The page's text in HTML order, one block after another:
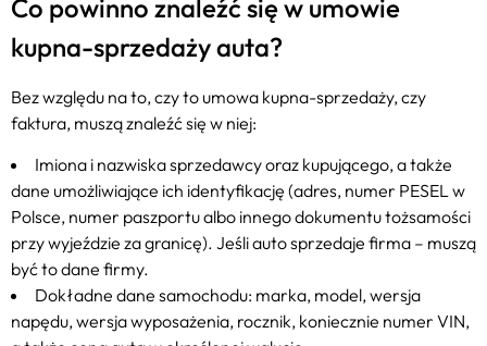
Co powinno znaleźć się w umowie
kupna-sprzedaży auta?
Bez względu na to, czy to umowa kupna-sprzedaży, czy
faktura, muszą znaleźć się w niej:
Imiona i nazwiska sprzedawcy oraz kupującego, a także
dane umożliwiające ich identyfikację (adres, numer PESEL w
Polsce, numer paszportu albo innego dokumentu tożsamości
przy wyjeździe za granicę). Jeśli auto sprzedaje firma – muszą
być to dane firmy.
Dokładne dane samochodu: marka, model, wersja
napędu, wersja wyposażenia, rocznik, koniecznie numer VIN,